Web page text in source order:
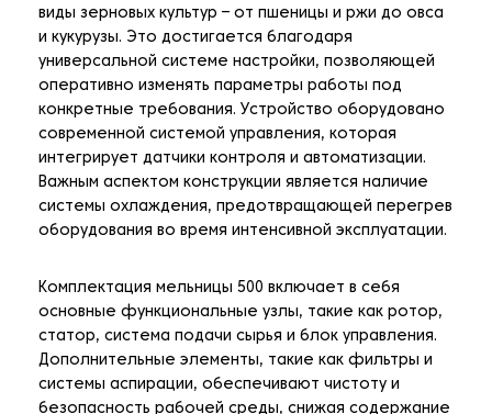
виды зерновых культур – от пшеницы и ржи до овса
и кукурузы. Это достигается благодаря
универсальной системе настройки, позволяющей
оперативно изменять параметры работы под
конкретные требования. Устройство оборудовано
современной системой управления, которая
интегрирует датчики контроля и автоматизации.
Важным аспектом конструкции является наличие
системы охлаждения, предотвращающей перегрев
оборудования во время интенсивной эксплуатации.
Комплектация мельницы 500 включает в себя
основные функциональные узлы, такие как ротор,
статор, система подачи сырья и блок управления.
Дополнительные элементы, такие как фильтры и
системы аспирации, обеспечивают чистоту и
безопасность рабочей среды, снижая содержание